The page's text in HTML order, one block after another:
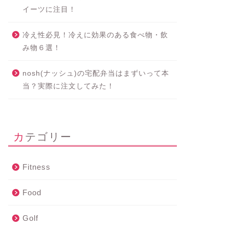
イーツに注目！
冷え性必見！冷えに効果のある食べ物・飲
み物６選！
nosh(ナッシュ)の宅配弁当はまずいって本
当？実際に注文してみた！
カテゴリー
Fitness
Food
Golf